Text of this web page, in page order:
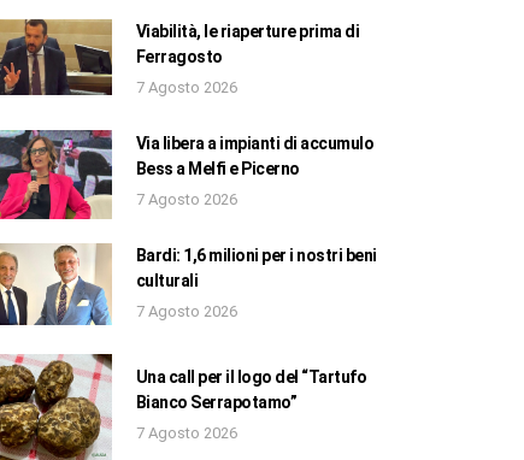
Viabilità, le riaperture prima di
Ferragosto
7 Agosto 2026
Via libera a impianti di accumulo
Bess a Melfi e Picerno
7 Agosto 2026
Bardi: 1,6 milioni per i nostri beni
culturali
7 Agosto 2026
Una call per il logo del “Tartufo
Bianco Serrapotamo”
7 Agosto 2026